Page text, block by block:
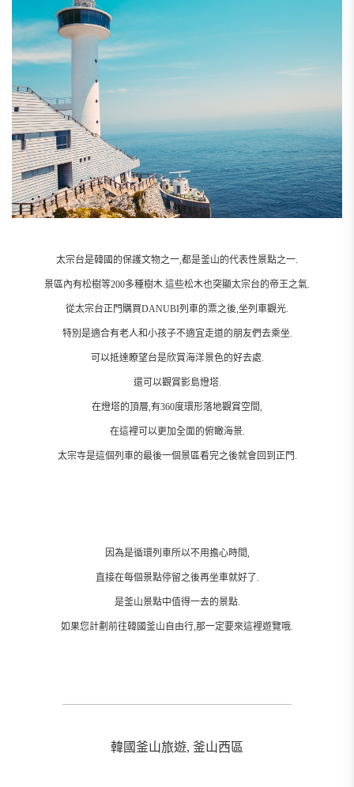
太宗台是韓國的保護文物之一,都是釜山的代表性景點之一.
景區內有松樹等200多種樹木.這些松木也突顯太宗台的帝王之氣.
從太宗台正門購買DANUBI列車的票之後,坐列車觀光.
特別是適合有老人和小孩子不適宜走道的朋友們去乘坐.
可以抵達瞭望台是欣賞海洋景色的好去處.
還可以觀賞影島燈塔.
在燈塔的頂層,有360度環形落地觀賞空間,
在這裡可以更加全面的俯瞰海景.
太宗寺是這個列車的最後一個景區看完之後就會回到正門.
因為是循環列車所以不用擔心時間,
直接在每個景點停留之後再坐車就好了.
是釜山景點中值得一去的景點.
如果您計劃前往韓國釜山自由行,那一定要來這裡遊覽哦.